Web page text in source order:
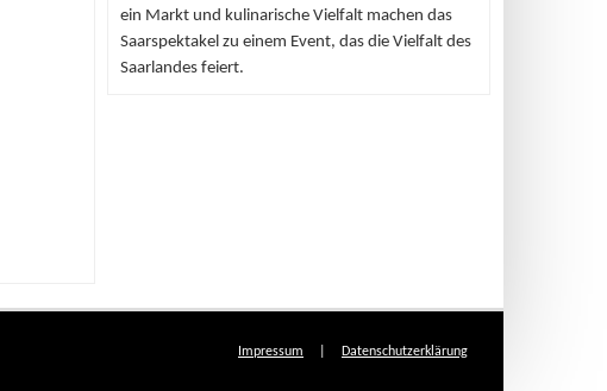
ein Markt und kulinarische Vielfalt machen das
Saarspektakel zu einem Event, das die Vielfalt des
Saarlandes feiert.
Impressum Datenschutzerklärung